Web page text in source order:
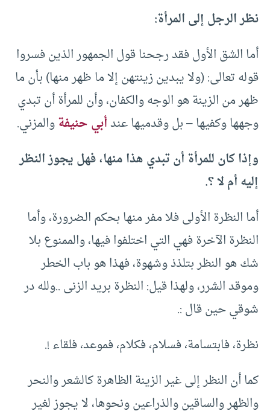
نظر الرجل إلى المرأة:
أما الشق الأول فقد رجحنا قول الجمهور الذين فسروا
قوله تعالى: (ولا يبدين زينتهن إلا ما ظهر منها) بأن ما
ظهر من الزينة هو الوجه والكفان، وأن للمرأة أن تبدي
وجهها وكفيها – بل وقدميها عندأبي حنيفةوالمزني.
وإذا كان للمرأة أن تبدي هذا منها، فهل يجوز النظر
إليه أم لا ؟.
أما النظرة الأولى فلا مفر منها بحكم الـضرورة، وأما
النظرة الآخرة فهي التي اختلفوا فيها، والممنوع بلا
شك هو النظر بتلذذ وشهوة، فهذا هو باب الخطر
وموقد الشرر، ولهذا قيل: النظرة بريد الزنى ..ولله در
شوقي حين قال :.
نظرة، فابتسامة، فسلام، فكلام، فموعد، فلقاء !.
كما أن النظر إلى غير الزينة الظاهرة كالشعر والنحر
والظهر والساقين والذراعين ونحوها، لا يجوز لغير